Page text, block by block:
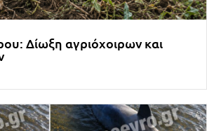
Δίωξη αγριόχοιρων και